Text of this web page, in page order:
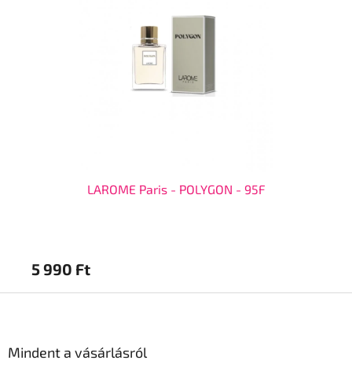
LAROME Paris - POLYGON - 95F
5 990 Ft
Mindent a vásárlásról